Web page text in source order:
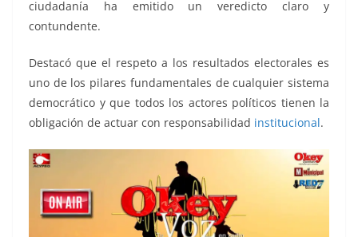
ciudadanía ha emitido un veredicto claro y
contundente.
Destacó que el respeto a los resultados electorales es
uno de los pilares fundamentales de cualquier sistema
democrático y que todos los actores políticos tienen la
obligación de actuar con responsabilidad institucional.